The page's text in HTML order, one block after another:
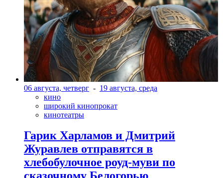
06 августа, четверг - 19 августа, среда
кино
широкий кинопрокат
кинотеатры
Гарик Харламов и Дмитрий
Журавлев отправятся в
хлебобулочное роуд-муви по